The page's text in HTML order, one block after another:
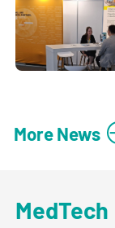
More News